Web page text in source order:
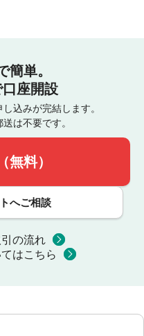
簡単。
口座開設
込みが完結します。
は不要です。
無料）
へご相談
の流れ
はこちら